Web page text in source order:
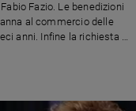
Fazio. Le benedizioni
al commercio delle
anni. Infine la richiesta di
Il testo integrale